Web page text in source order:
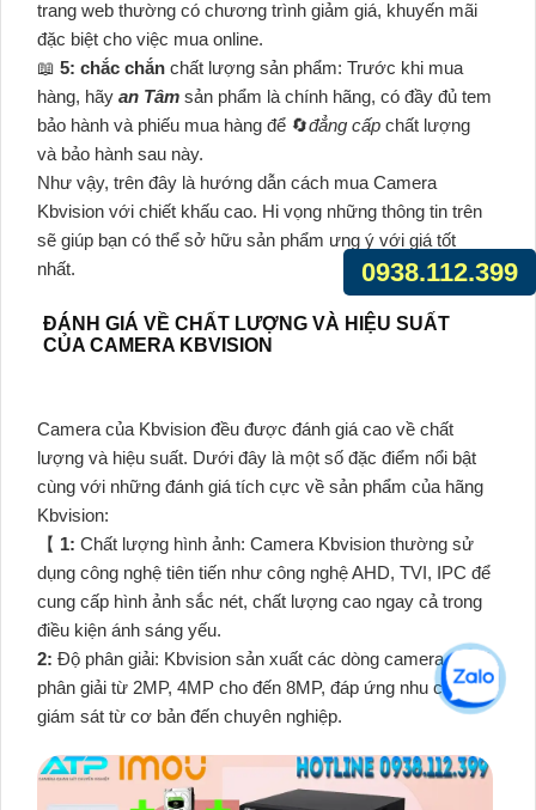
trang web thường có chương trình giảm giá, khuyến mãi
đặc biệt cho việc mua online.
📖 5: chắc chắn chất lượng sản phẩm: Trước khi mua
hàng, hãy an Tâm sản phẩm là chính hãng, có đầy đủ tem
bảo hành và phiếu mua hàng để 🔄đẳng cấp chất lượng
và bảo hành sau này.
Như vậy, trên đây là hướng dẫn cách mua Camera
Kbvision với chiết khấu cao. Hi vọng những thông tin trên
sẽ giúp bạn có thể sở hữu sản phẩm ưng ý với giá tốt
nhất.
ĐÁNH GIÁ VỀ CHẤT LƯỢNG VÀ HIỆU SUẤT
CỦA CAMERA KBVISION
Camera của Kbvision đều được đánh giá cao về chất
lượng và hiệu suất. Dưới đây là một số đặc điểm nổi bật
cùng với những đánh giá tích cực về sản phẩm của hãng
Kbvision:
【 1: Chất lượng hình ảnh: Camera Kbvision thường sử
dụng công nghệ tiên tiến như công nghệ AHD, TVI, IPC để
cung cấp hình ảnh sắc nét, chất lượng cao ngay cả trong
điều kiện ánh sáng yếu.
2: Độ phân giải: Kbvision sản xuất các dòng camera có độ
phân giải từ 2MP, 4MP cho đến 8MP, đáp ứng nhu cầu
giám sát từ cơ bản đến chuyên nghiệp.
0938.112.399